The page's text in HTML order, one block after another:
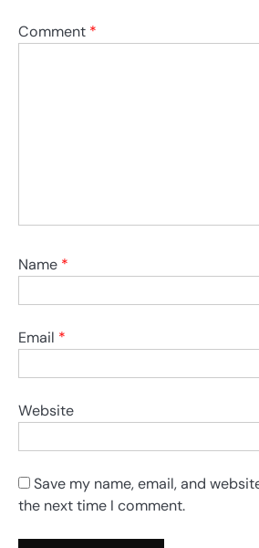
Comment *
Name *
Email *
Website
Save my name, email, and
the next time I comment.